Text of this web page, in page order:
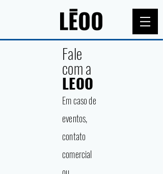
Fale
com a
LEOO
Em caso de
eventos,
contato
comercial